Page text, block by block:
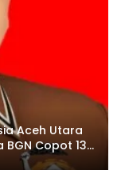
Aceh Utara
Copot 137